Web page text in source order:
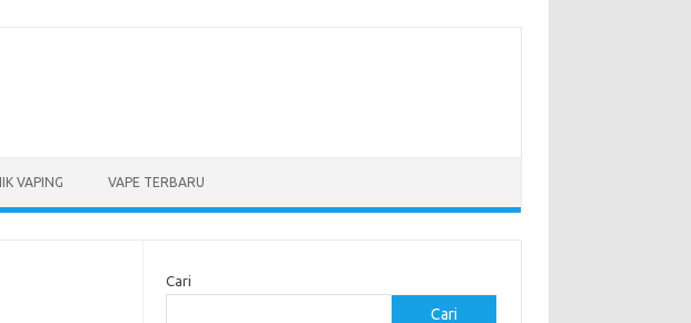
VAPING VAPE TERBARU
Cari
Cari